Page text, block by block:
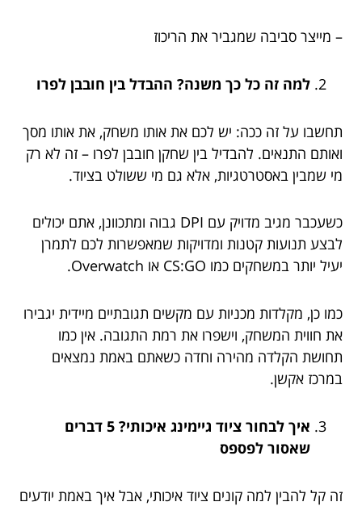
– מייצר סביבה שמגביר את הריכוז
למה זה כל כך משנה? ההבדל בין חובבן לפרו
תחשבו על זה ככה: יש לכם את אותו משחק, את אותו מסך
ואותם התנאים. להבדיל בין שחקן חובבן לפרו – זה לא רק
מי שמבין באסטרטגיות, אלא גם מי ששולט בציוד.
כשעכבר מגיב מדויק עם DPI גבוה ומתכוונן, אתם יכולים
לבצע תנועות קטנות ומדויקות שמאפשרות לכם לתמרן
יעיל יותר במשחקים כמו CS:GO או Overwatch.
כמו כן, מקלדות מכניות עם מקשים תגובתיים מיידית יגבירו
את חווית המשחק, וישפרו את רמת התגובה. אין כמו
תחושת הקלדה מהירה וחדה כשאתם באמת נמצאים
במרכז אקשן.
איך לבחור ציוד גיימינג איכותי? 5 דברים
שאסור לפספס
זה קל להבין למה קונים ציוד איכותי, אבל איך באמת יודעים